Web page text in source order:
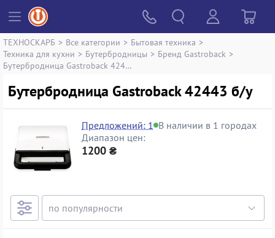
ТЕХНОСКАРБ > Все категории > Бытовая техника >
Техника для кухни > Бутербродницы > Бренд Gastroback >
Бутербродница Gastroback 42443
Бутербродница Gastroback 42443 б/у
Предложений: 1 В наличии в 1 городах
Диапазон цен:
1200 ₴